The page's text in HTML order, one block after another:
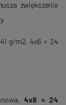
zwiększenie
g/m2, 4x6 = 24
4x6 = 24